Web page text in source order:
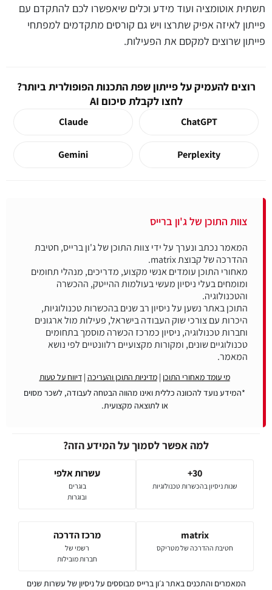
תשתית אוטומציה ועוד מידע וכלים שיאפשרו לכם להתקדם עם
פייתון לאיזה אפיק שתרצו ויש גם קורסים מתקדמים למפתחי
פייתון שרוצים למקסם את הפעילות.
רוצים להעמיק על פייתון שפת התכנות הפופולרית ביותר?
לחצו לקבלת סיכום AI
ChatGPT
Claude
Perplexity
Gemini
צוות התוכן של ג'ון ברייס
המאמר נכתב ונערך על ידי צוות התוכן של ג'ון ברייס, חטיבת
מאחורי התוכן עומדים אנשי מקצוע, מדריכים, מנהלי תחומים
ומומחים בעלי ניסיון מעשי בעולמות ההייטק, ההכשרה
התוכן באתר נשען על ניסיון רב שנים בהכשרות טכנולוגיות,
היכרות עם צורכי שוק העבודה בישראל, פעילות מול ארגונים
וחברות טכנולוגיה, ניסיון כמרכז הכשרה מוסמך בתחומים
טכנולוגיים שונים, ומקורות מקצועיים רלוונטיים לפי נושא
המאמר.
מי עומד מאחורי התוכן |מדיניות התוכן והעריכה |דיווח על טעות
*המידע נועד להכוונה כללית ואינו מהווה הבטחה לעבודה, לשכר מסוים
או לתוצאה מקצועית.
למה אפשר לסמוך על המידע הזה?
30+
שנות ניסיון בהכשרות טכנולוגיות
עשרות אלפי
בוגרים
ובוגרות
matrix
חטיבת ההדרכה של מטריקס
מרכז הדרכה
רשמי של
חברות מובילות
המאמרים והתכנים באתר ג׳ון ברייס מבוססים על ניסיון של עשרות שנים